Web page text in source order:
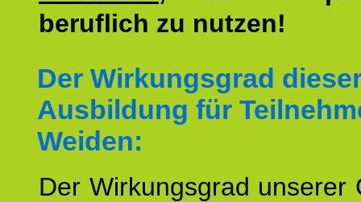
beruflich zu nutzen!
Der Wirkungsgrad
Ausbildung für
Weiden:
Der Wirkungsgrad unserer